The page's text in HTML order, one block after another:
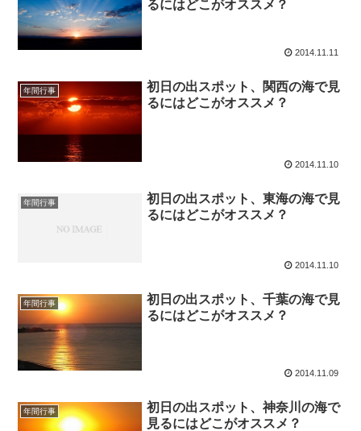
るにはどこがオススメ？
2014.11.11
年間行事
初日の出スポット、関西の海で見
るにはどこがオススメ？
2014.11.10
年間行事
初日の出スポット、東海の海で見
るにはどこがオススメ？
2014.11.10
年間行事
初日の出スポット、千葉の海で見
るにはどこがオススメ？
2014.11.09
年間行事
初日の出スポット、神奈川の海で
見るにはどこがオススメ？